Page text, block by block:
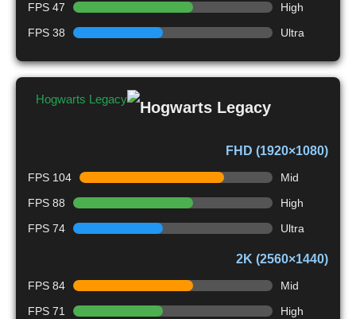
High
47 FPS
Ultra
38 FPS
Hogwarts Legacy
FHD (1920×1080)
Mid
104 FPS
High
88 FPS
Ultra
74 FPS
2K (2560×1440)
Mid
84 FPS
High
71 FPS